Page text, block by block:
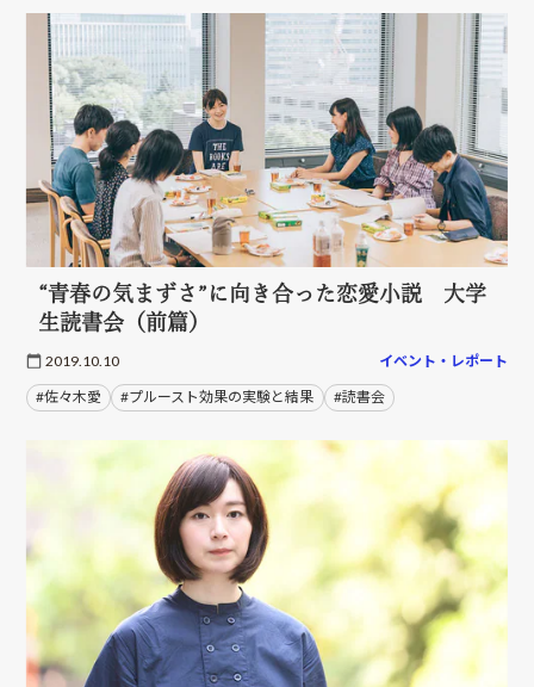
“青春の気まずさ”に向き合った恋愛小説 大学
生読書会（前篇）
2019.10.10 イベント・レポート
#佐々木愛 #プルースト効果の実験と結果 #読書会